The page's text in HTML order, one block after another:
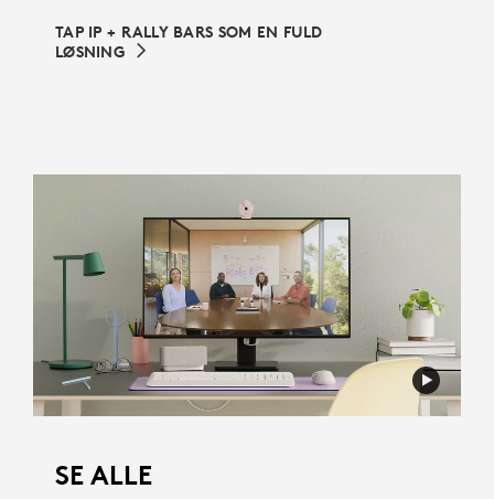
TAP IP + RALLY BARS SOM EN FULD
LØSNING
SE ALLE